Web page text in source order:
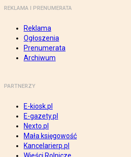
REKLAMA I PRENUMERATA
Reklama
Ogłoszenia
Prenumerata
Archiwum
PARTNERZY
E-kiosk.pl
E-gazety.pl
Nexto.pl
Mała księgowość
Kancelarierp.pl